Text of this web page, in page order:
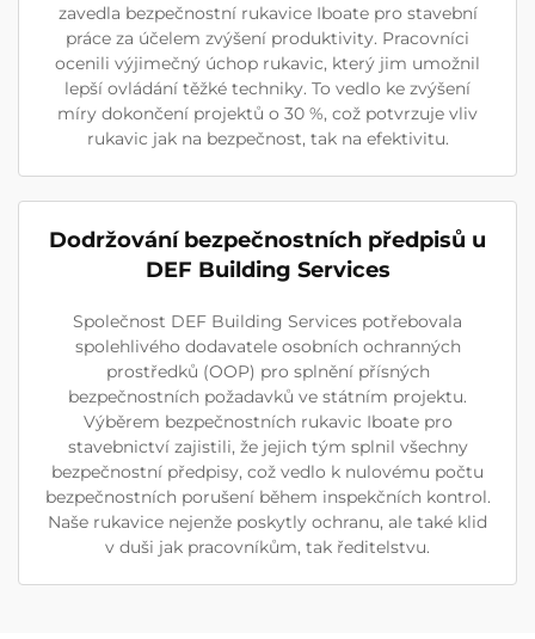
zavedla bezpečnostní rukavice Iboate pro stavební
práce za účelem zvýšení produktivity. Pracovníci
ocenili výjimečný úchop rukavic, který jim umožnil
lepší ovládání těžké techniky. To vedlo ke zvýšení
míry dokončení projektů o 30 %, což potvrzuje vliv
rukavic jak na bezpečnost, tak na efektivitu.
Dodržování bezpečnostních předpisů u
DEF Building Services
Společnost DEF Building Services potřebovala
spolehlivého dodavatele osobních ochranných
prostředků (OOP) pro splnění přísných
bezpečnostních požadavků ve státním projektu.
Výběrem bezpečnostních rukavic Iboate pro
stavebnictví zajistili, že jejich tým splnil všechny
bezpečnostní předpisy, což vedlo k nulovému počtu
bezpečnostních porušení během inspekčních kontrol.
Naše rukavice nejenže poskytly ochranu, ale také klid
v duši jak pracovníkům, tak ředitelstvu.